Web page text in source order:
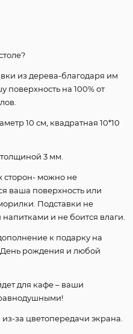
из дерева-благодаря им
на 100% от
10 см, квадратная 10*10
3 мм.
сторон- можно не
ваша поверхность или
Подставки не
и не боится влаги.
к подарку на
День рождения и любой
для кафе – ваши
равнодушными!
за цветопередачи экрана.